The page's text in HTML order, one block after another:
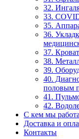
32.
33.
35.
36.
37.
38.
39.
40.
половым
41.
42.
С кем мы
Доставка и
Контакты